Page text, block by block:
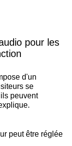
pour les
d'un
se
peuvent
peut être réglée